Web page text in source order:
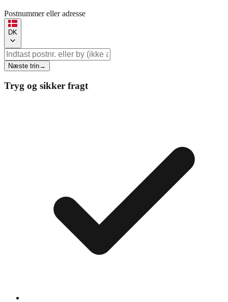
Postnummer eller adresse
DK
Næste trin→
Tryg og sikker fragt